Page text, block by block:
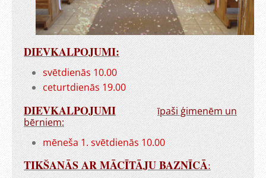
DIEVKALPOJUMI:
svētdienās 10.00
ceturtdienās 19.00
DIEVKALPOJUMI
īpaši ģimenēm un
bērniem:
mēneša 1. svētdienās 10.00
TIKŠANĀS AR MĀCĪTĀJU BAZNĪCĀ: